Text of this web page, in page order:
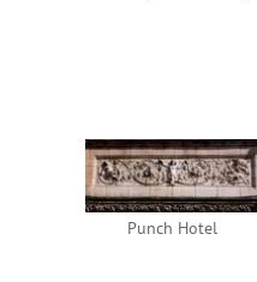
Punch Hotel